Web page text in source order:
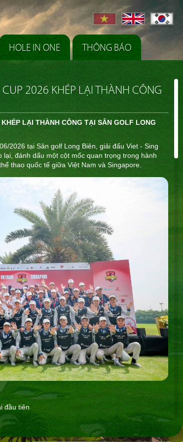
HOLE IN ONE THÔNG BÁO
2026 KHÉP LẠI THÀNH CÔNG
LẠI THÀNH CÔNG TẠI SÂN GOLF LONG
2026 tại Sân golf Long Biên, giải đấu Viet - Sing
đánh dấu một cột mốc quan trọng trong hành
thao quốc tế giữa Việt Nam và Singapore.
đầu tiên
đối kháng quốc tế đầu tiên dành cho các tài năng
3 ngày thi đấu, các vận động viên đã cống hiến
thể hiện bản lĩnh, kỹ năng và tinh thần thi